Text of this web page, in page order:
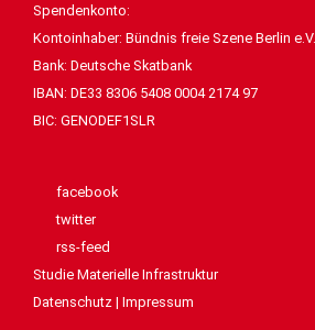
Spendenkonto:
Kontoinhaber: Bündnis freie Szene Berlin e.V.
Bank: Deutsche Skatbank
IBAN: DE33 8306 5408 0004 2174 97
BIC: GENODEF1SLR
facebook
twitter
rss-feed
Studie Materielle Infrastruktur
Datenschutz | Impressum